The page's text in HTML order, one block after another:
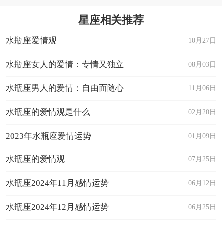
星座相关推荐
10月27日
水瓶座爱情观
08月03日
水瓶座女人的爱情：专情又独立
11月06日
水瓶座男人的爱情：自由而随心
02月20日
水瓶座的爱情观是什么
01月09日
2023年水瓶座爱情运势
07月25日
水瓶座的爱情观
06月12日
水瓶座2024年11月感情运势
06月25日
水瓶座2024年12月感情运势